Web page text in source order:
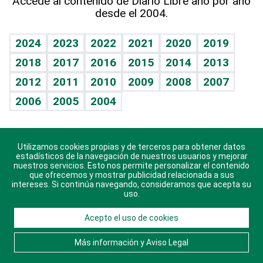
Vida y familia
Eñe
Celebrando la vida
Sin complejos
En pocas palabras
Escuchando al corazón
Economía Personal
TBT Deportivo
Guía del dinero
Horóscopos
Crucigramas
desde el 2004.
2024 2023 2022 2021 2020
2019
2018
2017 2016 2015 2014
2013
2012
2011 2010 2009 2008
2007
2006
2005 2004
Descarga nuestras aplicaciones para Android, iOS y
sistema Huawei.
© 2021 Diario Libre, todos los derechos reservados.
Consulta elAviso Legal. Ponte en Contacto
nosotros y conoce más sobre Diario Libre
Utilizamos cookies propias y de terceros para obtener datos
estadísticos de la navegación de nuestros usuarios y mejorar
nuestros servicios. Esto nos permite personalizar el contenido
que ofrecemos y mostrar publicidad relacionada a sus
intereses. Si continúa navegando, consideramos que acepta su
uso.
Acepto el uso de cookies
Más información y Aviso Legal